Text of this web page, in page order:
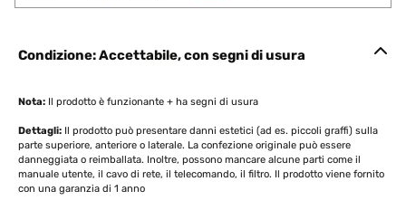
Condizione: Accettabile, con segni di usura
Nota: Il prodotto è funzionante + ha segni di usura
Dettagli: Il prodotto può presentare danni estetici (ad es. piccoli graffi) sulla
parte superiore, anteriore o laterale. La confezione originale può essere
danneggiata o reimballata. Inoltre, possono mancare alcune parti come il
manuale utente, il cavo di rete, il telecomando, il filtro. Il prodotto viene fornito
con una garanzia di 1 anno